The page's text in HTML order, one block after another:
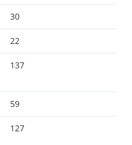
30
22
137
59
127